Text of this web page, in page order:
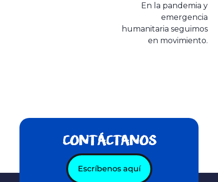
En la pandemia y
emergencia
humanitaria seguimos
en movimiento.
CONTÁCTANOS
Escríbenos aquí